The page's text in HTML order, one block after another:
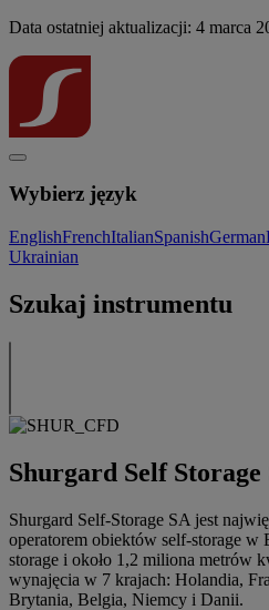
Data ostatniej aktualizacji: 4 marca
Wybierz język
EnglishFrenchItalianSpanishGerman
Ukrainian
Szukaj instrumentu
Shurgard Self Storage
Shurgard Self-Storage SA jest
operatorem obiektów self-storage w
storage i około 1,2 miliona metrów
wynajęcia w 7 krajach: Holandia,
Brytania, Belgia, Niemcy i Danii.